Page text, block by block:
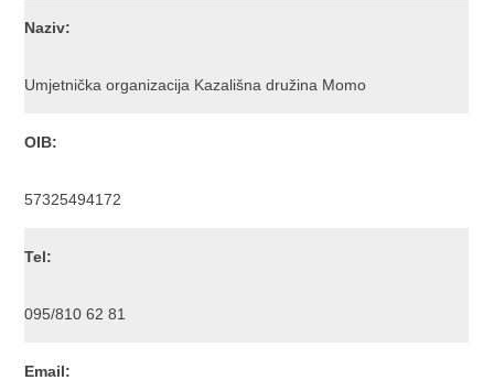
Naziv:
Umjetnička organizacija Kazališna družina Momo
OIB:
57325494172
Tel:
095/810 62 81
Email: